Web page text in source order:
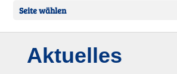
Seite wählen
Aktuelles